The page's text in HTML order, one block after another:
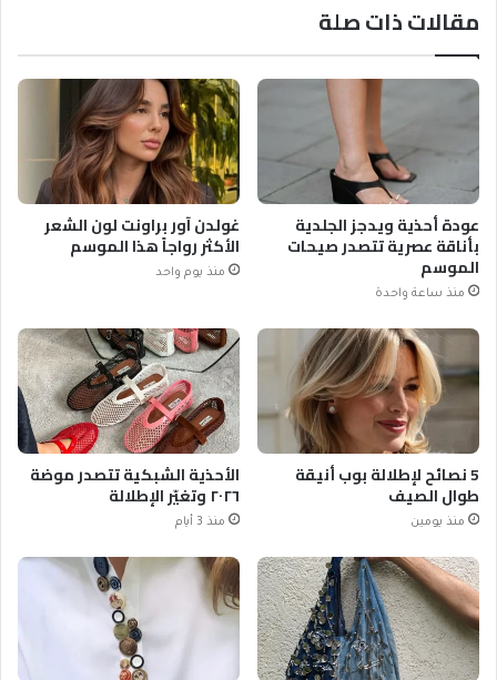
مقالات ذات صلة
عودة أحذية ويدجز الجلدية
بأناقة عصرية تتصدر صيحات
الموسم
منذ ساعة واحدة
غولدن آور براونت لون الشعر
الأكثر رواجاً هذا الموسم
منذ يوم واحد
5 نصائح لإطلالة بوب أنيقة
طوال الصيف
منذ يومين
الأحذية الشبكية تتصدر موضة
٢٠٢٦ وتغيّر الإطلالة
منذ 3 أيام